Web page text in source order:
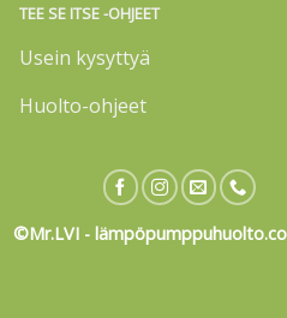
TEE SE ITSE -OHJEET
Usein kysyttyä
Huolto-ohjeet
©Mr.LVI -